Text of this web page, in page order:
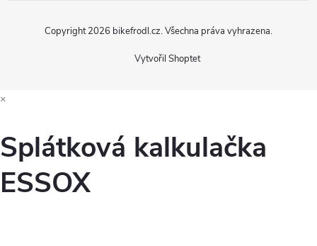
Vytvořil Shoptet
Copyright 2026 bikefrodl.cz. Všechna práva vyhrazena.
×
Splátková kalkulačka
ESSOX